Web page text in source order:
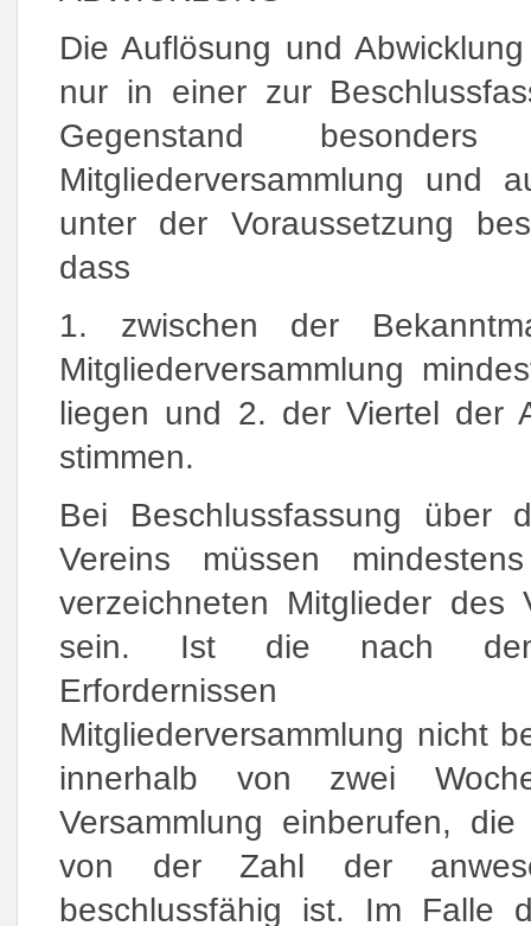
Die Auflösung und
nur in einer zur
Gegenstand besonders
Mitgliederversammlung und
unter der Voraussetzung
dass
1. zwischen der
Mitgliederversammlung
liegen und 2. der Viertel der
stimmen.
Bei Beschlussfassung über
Vereins müssen
verzeichneten Mitglieder des
sein. Ist die nach dem
Erfordernissen
Mitgliederversammlung nicht
innerhalb von zwei
Versammlung einberufen,
von der Zahl der
beschlussfähig ist. Im Falle